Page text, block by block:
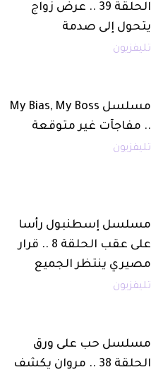
الحلقة 39 .. عرض زواج
يتحول إلى صدمة
تليفزيون
مسلسل My Bias, My Boss
.. مفاجآت غير متوقعة
تليفزيون
مسلسل إسطنبول رأسا
على عقب الحلقة 8 .. قرار
مصيري ينتظر الجميع
تليفزيون
مسلسل حب على ورق
الحلقة 38 .. مروان يكشف